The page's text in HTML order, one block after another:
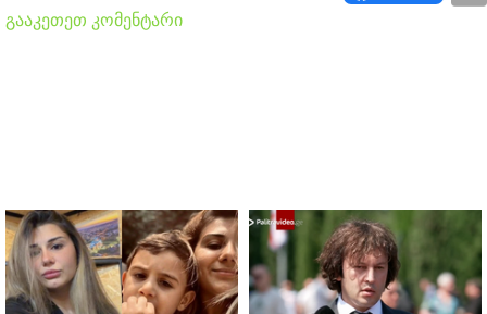
გააკეთეთ კომენტარი